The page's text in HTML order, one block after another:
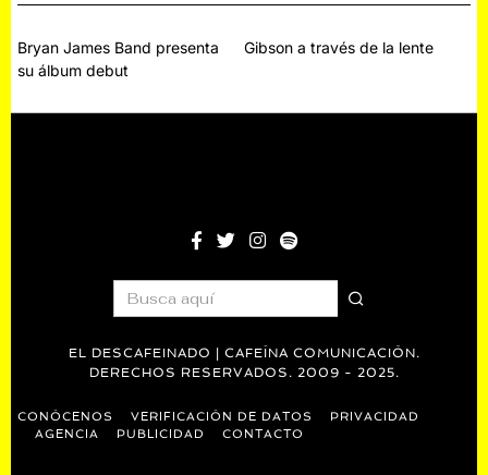
Navegación
de
entradas
Bryan James Band presenta
su álbum debut
Gibson a través de la lente
EL DESCAFEINADO | CAFEÍNA COMUNICACIÓN.
DERECHOS RESERVADOS. 2009 - 2025.
CONÓCENOS VERIFICACIÓN DE DATOS
PRIVACIDAD
AGENCIA
PUBLICIDAD CONTACTO